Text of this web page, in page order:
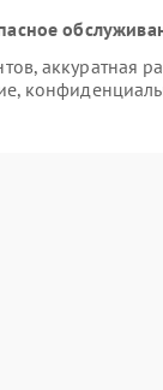
аккуратная